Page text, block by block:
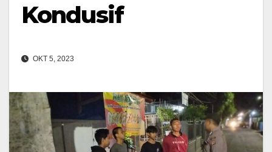
Kondusif
OKT 5, 2023